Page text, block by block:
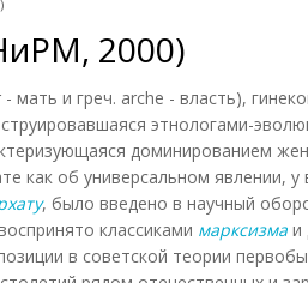
2000)
и греч. arche - власть),
этнологами-
доминированием
как об универсальном явлении, у
, было введено в научный
классиками марксизма и
в советской теории